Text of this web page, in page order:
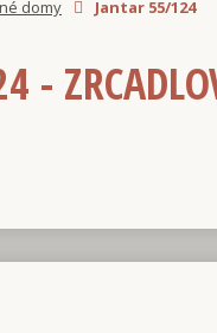
domy Jantar 55/124
-